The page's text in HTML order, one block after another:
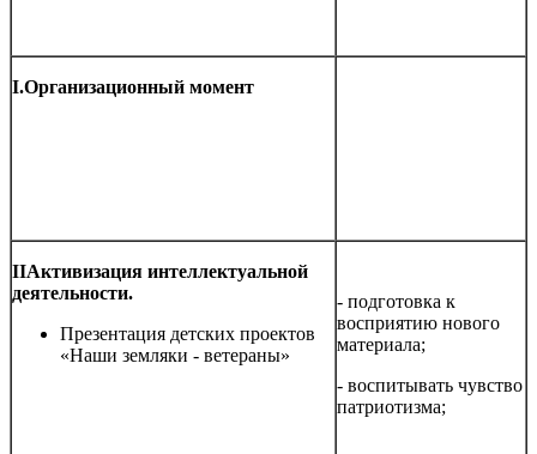
I.Организационный момент
IIАктивизация интеллектуальной
деятельности.
Презентация детских проектов
«Наши земляки - ветераны»
- подготовка к
восприятию нового
материала;
- воспитывать чувство
патриотизма;